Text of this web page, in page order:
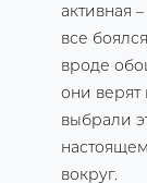
активная
все
вроде
они верят
выбрали
вокруг.